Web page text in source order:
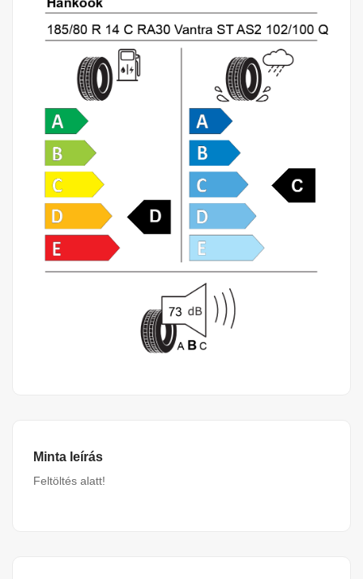
Minta leírás
Feltöltés alatt!